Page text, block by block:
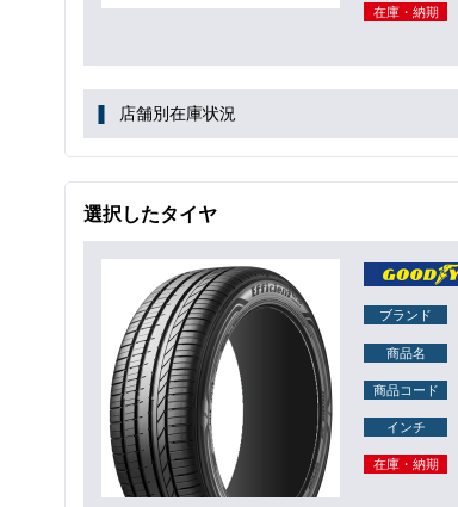
在庫・納期
店舗別在庫状況
選択したタイヤ
ブランド
商品名
商品コード
インチ
在庫・納期